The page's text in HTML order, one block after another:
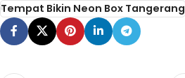
Tempat Bikin Neon Box Tangerang